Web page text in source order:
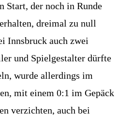
Start, der noch in Runde
dreimal zu null
Innsbruck auch zwei
und Spielgestalter dürfte
wurde allerdings im
mit einem 0:1 im Gepäck
verzichten, auch bei